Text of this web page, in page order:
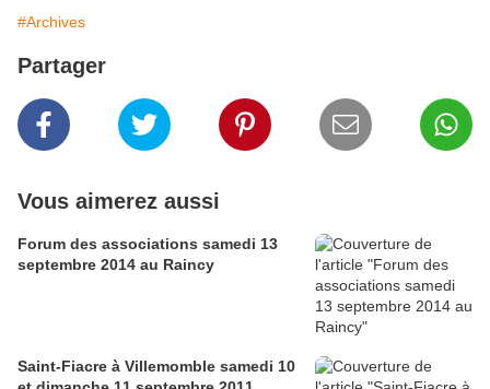
#Archives
Partager
Vous aimerez aussi
Forum des associations samedi 13
septembre 2014 au Raincy
Saint-Fiacre à Villemomble samedi 10